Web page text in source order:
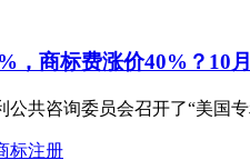
，商标费涨价40%？10
公共咨询委员会召开了“美
标注册